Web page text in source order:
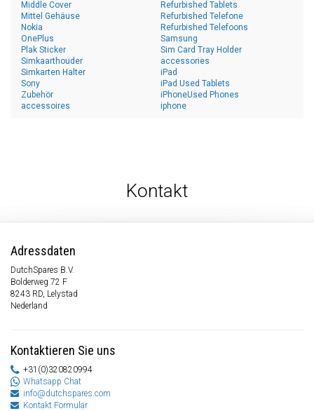
Middle Cover
Mittel Gehäuse
Nokia
OnePlus
Plak Sticker
Refurbished Tablets
Refurbished Telefone
Refurbished Telefoons
Samsung
Sim Card Tray Holder
Simkaarthouder
Simkarten Halter
Sony
Zubehör
accessoires
accessories
iPad
iPad Used Tablets
iPhoneUsed Phones
iphone
Kontakt
Adressdaten
DutchSpares B.V.
Bolderweg 72 F
8243 RD, Lelystad
Nederland
Kontaktieren Sie uns
+31(0)320820994
Whatsapp Chat
info@dutchspares.com
Kontakt Formular